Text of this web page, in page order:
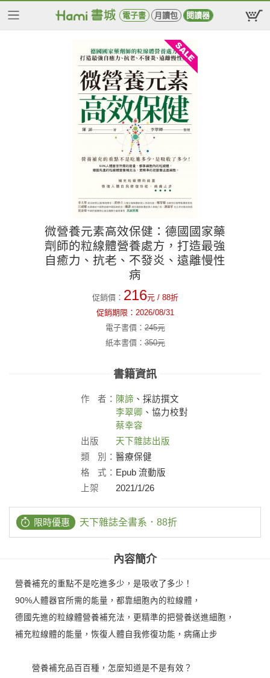
電子書 月讀包 閱讀器
微營養元素高效保健：德國國家藥
劑師的粒線體營養處方，打造最強
自癒力、抗老、不發炎、遠離慢性
病
促銷價： 216元 / 88折
促銷期限： 2026/08/31
電子書價：245元
紙本書價：350元
書籍資訊
作 者： 陳諦 、採訪撰文
李翠卿 、協力校對
蔡幸容
出版
社：
天下雜誌出版
類
別： 醫療保健
格
式： Epub 流動版
上架
2021/1/26
限時優惠 天下雜誌全書系．88折
內容簡介
營養補充的重點不是吃進多少，是吸收了多少！
90%人體器官所需的能量，都靠細胞內的粒線體，
德國先進的粒線體營養補充法，更精準的把營養送進細胞，
補充粒線體的能量，恢復人體自我修復功能，病痛止步
營養補充品百百種，怎麼知道是不是有效？